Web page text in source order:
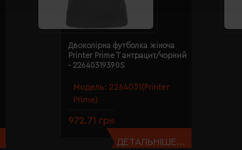
Модель: 2264031(Printer
Prime)
Двоколірна футболка жіноча
Printer Prime T антрацит/чорний
- 22640319390S
972.71 грн
ДЕТАЛЬНІШЕ...